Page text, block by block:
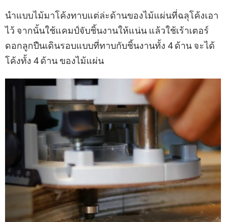
นำแบบไม้มาโค้งทาบแต่ล่ะด้านของไม้แผ่นที่ฉลุโค้งเอา
ไว้ จากนั้นใช้แคมป์จับชิ้นงานให้แน่น แล้วใช้เร้าเตอร์
ดอกลูกปืนเดินรอบแบบที่ทาบกับชิ้นงานทั้ง 4 ด้าน จะได้
โค้งทั้ง 4 ด้าน ของไม้แผ่น